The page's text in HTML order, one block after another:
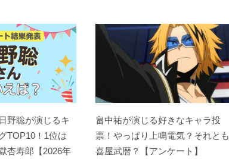
野聡が演じるキ
TOP10！1位は
杏寿郎【2026年
畠中祐が演じる好きなキャラ投
票！やっぱり上鳴電気？それとも
喜屋武暦？【アンケート】